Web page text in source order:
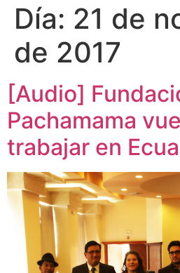
Día: 21 de
de 2017
[Audio]
Pachamama
trabajar en